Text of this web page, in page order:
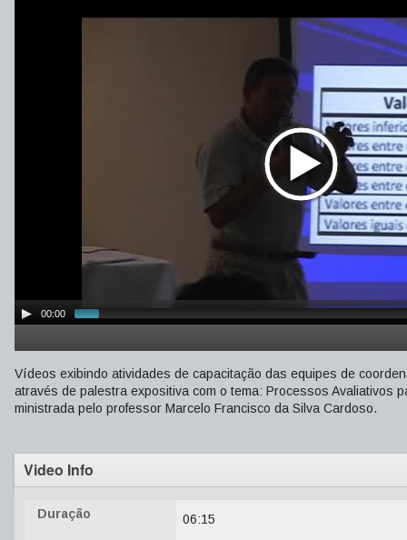
00:00
Vídeos exibindo atividades de capacitação das equipes de
através de palestra expositiva com o tema: Processos Avaliativos
ministrada pelo professor Marcelo Francisco da Silva Cardoso.
Video Info
Duração 06:15